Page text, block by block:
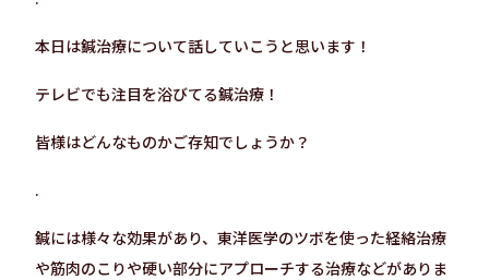
本日は鍼治療について話していこうと思います！
テレビでも注目を浴びてる鍼治療！
皆様はどんなものかご存知でしょうか？
.
鍼には様々な効果があり、東洋医学のツボを使った経絡治療
や筋肉のこりや硬い部分にアプローチする治療などがありま